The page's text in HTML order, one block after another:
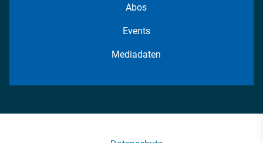
Abos
Events
Mediadaten